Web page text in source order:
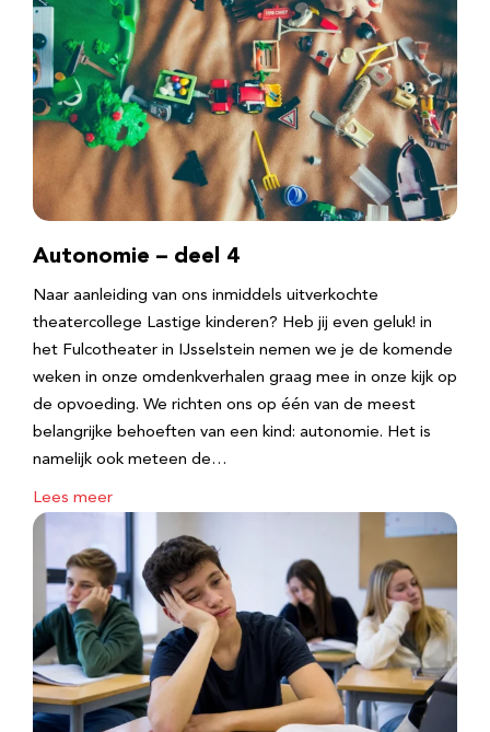
Autonomie – deel 4
Naar aanleiding van ons inmiddels uitverkochte
theatercollege Lastige kinderen? Heb jij even geluk! in
het Fulcotheater in IJsselstein nemen we je de komende
weken in onze omdenkverhalen graag mee in onze kijk op
de opvoeding. We richten ons op één van de meest
belangrijke behoeften van een kind: autonomie. Het is
namelijk ook meteen de…
Lees meer